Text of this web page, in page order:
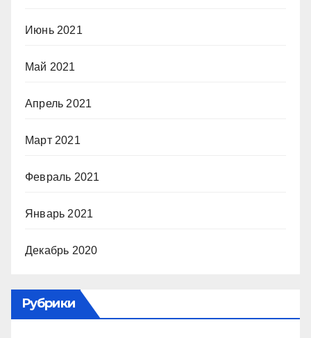
Июнь 2021
Май 2021
Апрель 2021
Март 2021
Февраль 2021
Январь 2021
Декабрь 2020
Рубрики